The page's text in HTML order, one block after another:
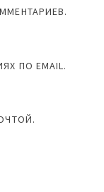
ПО EMAIL.